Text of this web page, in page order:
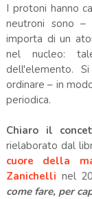
I protoni hanno
neutroni sono –
importa di un
nel nucleo:
dell'elemento.
ordinare – in
periodica.
Chiaro il
rielaborato dal
cuore della
Zanichelli nel
come fare, per